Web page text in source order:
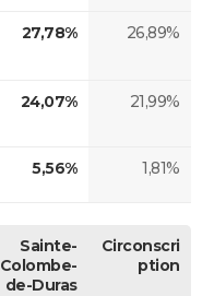
27,78% 26,89%
24,07% 21,99%
5,56% 1,81%
Sainte-
Colombe-
de-Duras
Circonscri
ption